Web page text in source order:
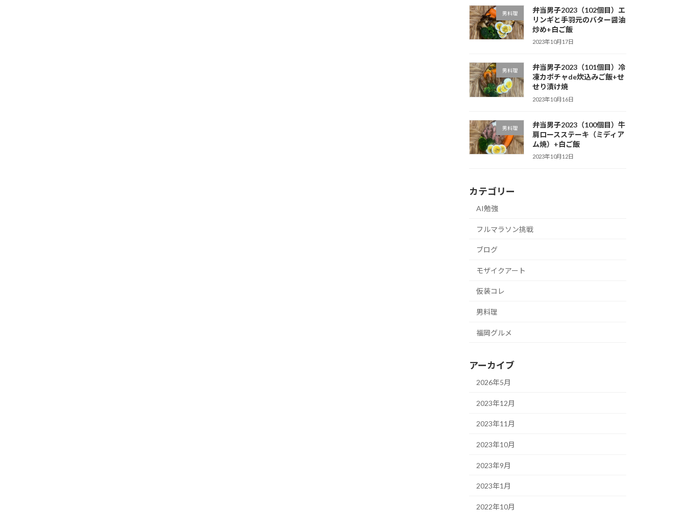
男料理
弁当男子2023（102個目）エ
リンギと手羽元のバター醤油
炒め+白ご飯
2023年10月17日
男料理
弁当男子2023（101個目）冷
凍カボチャde炊込みご飯+せ
せり漬け焼
2023年10月16日
男料理
弁当男子2023（100個目）牛
肩ロースステーキ（ミディア
ム焼）+白ご飯
2023年10月12日
カテゴリー
AI勉強
フルマラソン挑戦
ブログ
モザイクアート
仮装コレ
男料理
福岡グルメ
アーカイブ
2026年5月
2023年12月
2023年11月
2023年10月
2023年9月
2023年1月
2022年10月